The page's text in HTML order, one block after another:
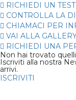
RICHIEDI UN
CONTROLLA LA
CHIAMACI PER
VAI ALLA
RICHIEDI UNA
Non hai trovato
Iscriviti alla nostra
arrivi.
ISCRIVITI